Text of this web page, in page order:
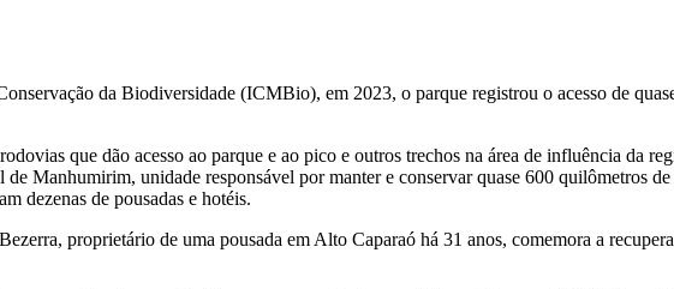
da Biodiversidade (ICMBio), em 2023, o parque registrou o acesso de
que dão acesso ao parque e ao pico e outros trechos na área de influência da
Manhumirim, unidade responsável por manter e conservar quase 600 quilômetros
dezenas de pousadas e hotéis.
proprietário de uma pousada em Alto Caparaó há 31 anos, comemora a